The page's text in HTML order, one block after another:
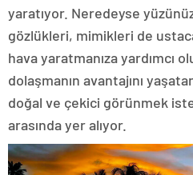
yaratıyor. Neredeyse
gözlükleri, mimikleri de
hava yaratmanıza yardımcı
dolaşmanın avantajını
doğal ve çekici görünmek
arasında yer alıyor.